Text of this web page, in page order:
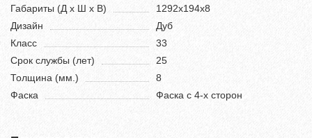
Габариты (Д х Ш х В)
1292х194х8
Дизайн
Дуб
Класс
33
Срок службы (лет)
25
Толщина (мм.)
8
Фаска
Фаска с 4-х сторон